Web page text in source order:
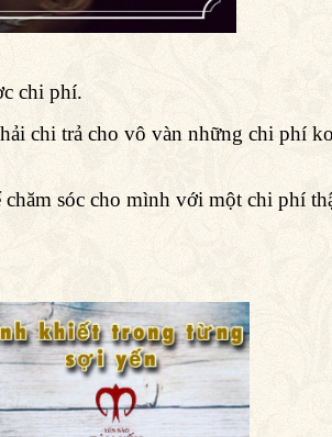
chi phí.
chi trả cho vô vàn những chi phí
sóc cho mình với một chi phí